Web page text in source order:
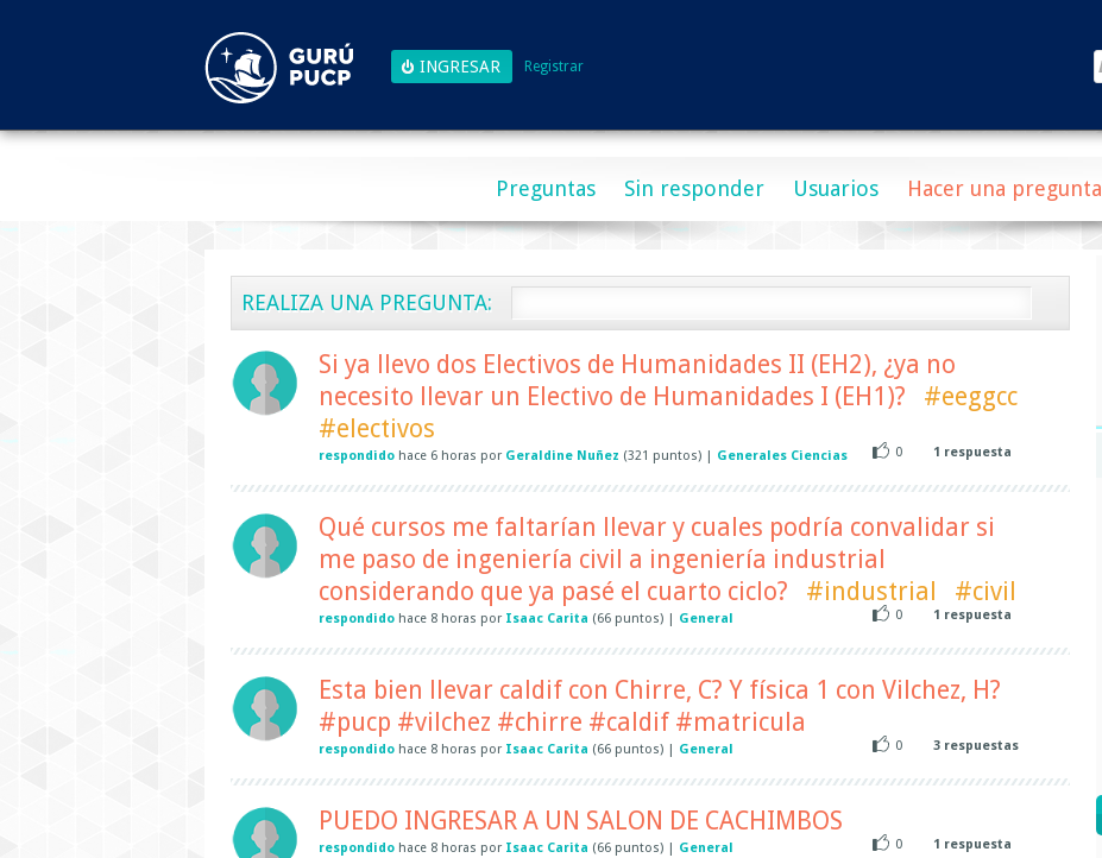
Registrar
Preguntas Sin responder Usuarios Hacer una pregunta
REALIZA UNA PREGUNTA:
Si ya llevo dos Electivos de Humanidades II (EH2), ¿ya no
necesito llevar un Electivo de Humanidades I (EH1)?
#eeggcc
#electivos
respondido hace 6 horas por Geraldine Nuñez (321 puntos) Generales Ciencias 0 1 respuesta
Qué cursos me faltarían llevar y cuales podría convalidar si
me paso de ingeniería civil a ingeniería industrial
considerando que ya pasé el cuarto ciclo?
#industrial #civil
respondido hace 8 horas por Isaac Carita (66 puntos) General 0 1 respuesta
Esta bien llevar caldif con Chirre, C? Y física 1 con Vilchez, H?
#pucp #vilchez #chirre #caldif #matricula
respondido hace 8 horas por Isaac Carita (66 puntos) General 0 3 respuestas
PUEDO INGRESAR A UN SALON DE CACHIMBOS
respondido hace 8 horas por Isaac Carita (66 puntos) General 0 1 respuesta